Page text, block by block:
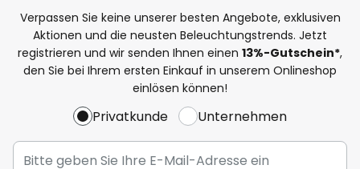
Verpassen Sie keine unserer besten Angebote, exklusiven
Aktionen und die neusten Beleuchtungstrends. Jetzt
registrieren und wir senden Ihnen einen 13%-Gutschein*,
den Sie bei Ihrem ersten Einkauf in unserem Onlineshop
einlösen können!
Privatkunde Unternehmen